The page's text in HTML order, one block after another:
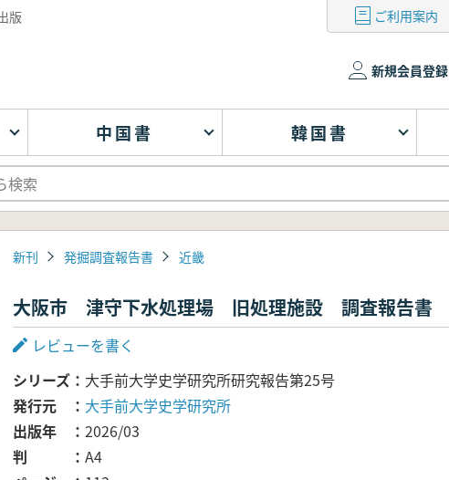
版 ご利用案内
新規会員登録
中国書 韓国書
新刊 発掘調査報告書 近畿
大阪市 津守下水処理場 旧処理施設 調査報告書
レビューを書く
シリーズ
大手前大学史学研究所研究報告第25号
発行元
大手前大学史学研究所
出版年
2026/03
判
A4